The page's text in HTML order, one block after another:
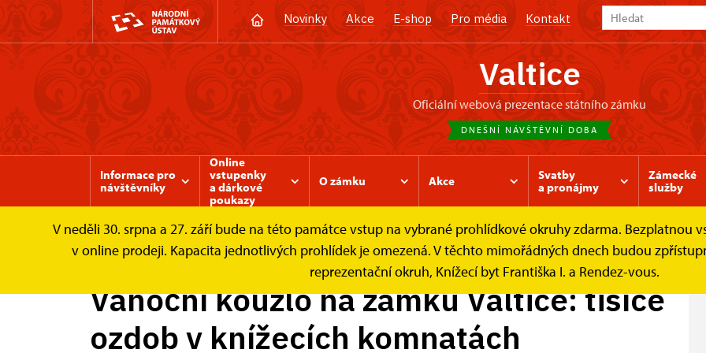
Novinky Akce E-shop Pro média Kontakt
Valtice
oficiální webová prezentace státního zámku
DNEŠNÍ NÁVŠTĚVNÍ DOBA
Informace pro
návštěvníky
Online
vstupenky
a dárkové
poukazy
O zámku Akce
Svatby
a pronájmy
Zámecké
služby
V neděli 30. srpna a 27. září bude na této památce vstup na vybrané prohlídkové okruhy zdarma. Bezplatnou
v online prodeji. Kapacita jednotlivých prohlídek je omezená. V těchto mimořádných dnech budou
reprezentační okruh, Knížecí byt Františka I. a Rendez-vous.
Zámek Valtice Zprávy Vánoční kouzlo na zámku Valtice:...
Vánoční kouzlo na zámku Valtice: tisíce
ozdob v knížecích komnatách